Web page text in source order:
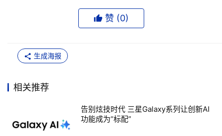
赞 (0)
生成海报
相关推荐
告别炫技时代 三星Galaxy系列让创新AI
功能成为“标配”